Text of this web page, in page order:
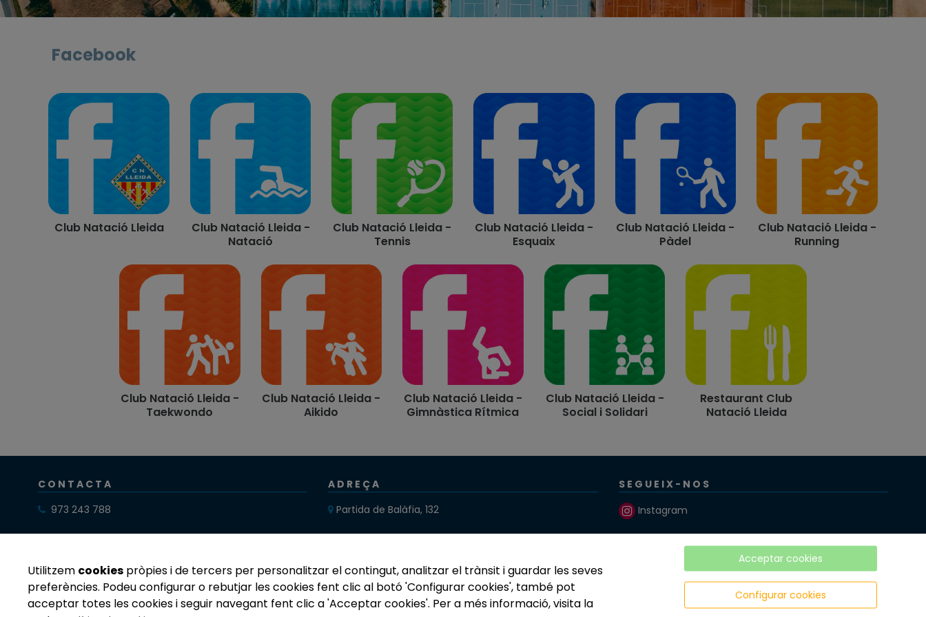
Facebook
Club Natació Lleida
Club Natació Lleida -
Natació
Club Natació Lleida -
Tennis
Club Natació Lleida -
Esquaix
Club Natació Lleida -
Pàdel
Club Natació Lleida -
Running
Club Natació Lleida -
Taekwondo
Club Natació Lleida -
Aikido
Club Natació Lleida -
Gimnàstica Rítmica
Club Natació Lleida -
Social i Solidari
Restaurant Club
Natació Lleida
CONTACTA
973 243 788
ADREÇA
Partida de Balàfia, 132
SEGUEIX-NOS
Instagram
Facebook
Utilitzem cookies pròpies i de tercers per personalitzar el contingut, analitzar el trànsit i guardar les seves
preferències. Podeu configurar o rebutjar les cookies fent clic al botó 'Configurar cookies', també pot
acceptar totes les cookies i seguir navegant fent clic a 'Acceptar cookies'. Per a més informació, visita la
Acceptar cookies
Configurar cookies